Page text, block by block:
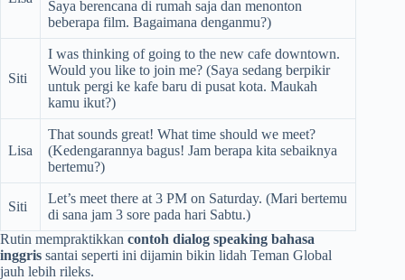
Saya berencana di rumah saja dan menonton
beberapa film. Bagaimana denganmu?)
Siti
I was thinking of going to the new cafe downtown.
Would you like to join me? (Saya sedang berpikir
untuk pergi ke kafe baru di pusat kota. Maukah
kamu ikut?)
Lisa
That sounds great! What time should we meet?
(Kedengarannya bagus! Jam berapa kita sebaiknya
bertemu?)
Siti
Let’s meet there at 3 PM on Saturday. (Mari bertemu
di sana jam 3 sore pada hari Sabtu.)
Rutin mempraktikkan contoh dialog speaking bahasa
inggris santai seperti ini dijamin bikin lidah Teman Global
jauh lebih rileks.